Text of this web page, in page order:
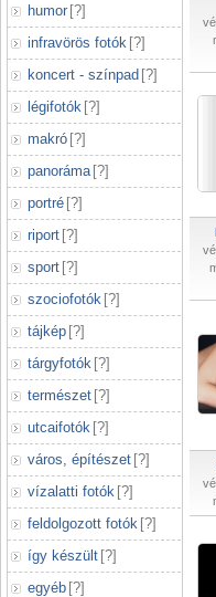
humor [?]
infravörös fotók [?]
koncert - színpad [?]
légifotók [?]
makró [?]
panoráma [?]
portré [?]
riport [?]
sport [?]
szociofotók [?]
tájkép [?]
tárgyfotók [?]
természet [?]
utcaifotók [?]
város, építészet [?]
vízalatti fotók [?]
feldolgozott fotók [?]
így készült [?]
egyéb [?]